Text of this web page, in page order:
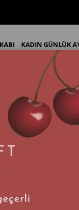
KADIN GÜNLÜK
Günlük
: 2 İş Günü